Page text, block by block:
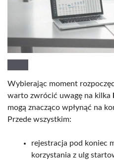
Wybierając moment
warto zwrócić uwagę na kilka
mogą znacząco wpłynąć na
Przede wszystkim:
rejestracja pod koniec
korzystania z ulg